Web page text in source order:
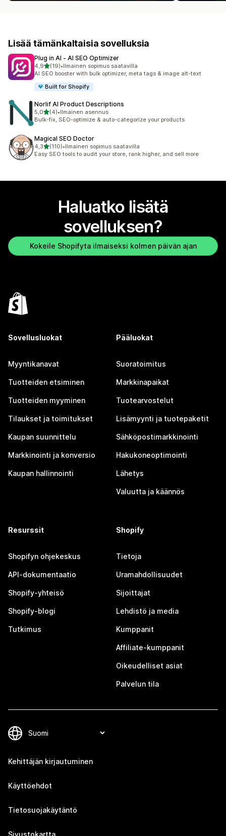
Lisää tämänkaltaisia sovelluksia
Plug in AI ‑ AI SEO Optimizer
4,9/ 5 tähteä
(19)
19 arvostelua yhteensä
•Ilmainen sopimus saatavilla
AI SEO booster with bulk optimizer, meta tags & image alt-text
Built for Shopify
Norlif AI Product Descriptions
5,0/ 5 tähteä
(4)
4 arvostelua yhteensä
•Ilmainen asennus
Bulk-fix, SEO-optimize & auto-categorize your products
Magical SEO Doctor
4,3/ 5 tähteä
(110)
110 arvostelua yhteensä
•Ilmainen sopimus saatavilla
Easy SEO tools to audit your store, rank higher, and sell more
Haluatko lisätä
sovelluksen?
Kokeile Shopifyta ilmaiseksi kolmen päivän ajan
Sovellusluokat
Myyntikanavat
Tuotteiden etsiminen
Tuotteiden myyminen
Tilaukset ja toimitukset
Kaupan suunnittelu
Markkinointi ja konversio
Kaupan hallinnointi
Pääluokat
Suoratoimitus
Markkinapaikat
Tuotearvostelut
Lisämyynti ja tuotepaketit
Sähköpostimarkkinointi
Hakukoneoptimointi
Lähetys
Valuutta ja käännös
Resurssit
Shopifyn ohjekeskus
API-dokumentaatio
Shopify-yhteisö
Shopify-blogi
Tutkimus
Shopify
Tietoja
Uramahdollisuudet
Sijoittajat
Lehdistö ja media
Kumppanit
Affiliate-kumppanit
Oikeudelliset asiat
Palvelun tila
Kehittäjän kirjautuminen
Käyttöehdot
Tietosuojakäytäntö